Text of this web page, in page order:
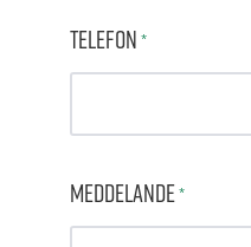
Telefon*
Meddelande*